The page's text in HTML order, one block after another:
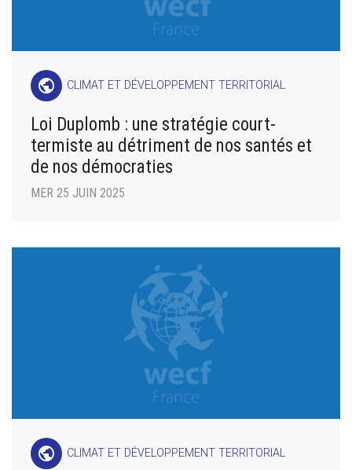
public CLIMAT ET DÉVELOPPEMENT TERRITORIAL
Loi Duplomb : une stratégie court-
termiste au détriment de nos santés et
de nos démocraties
MER 25 JUIN 2025
public CLIMAT ET DÉVELOPPEMENT TERRITORIAL